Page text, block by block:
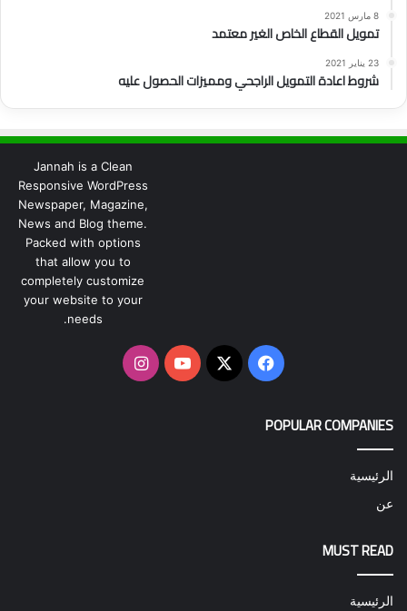
8 مارس 2021
تمويل القطاع الخاص الغير معتمد
23 يناير 2021
شروط اعادة التمويل الراجحي ومميزات الحصول عليه
Jannah is a Clean
Responsive WordPress
Newspaper, Magazine,
News and Blog theme.
Packed with options
that allow you to
completely customize
your website to your
needs.
فيسبوك
‫X
‫YouTubeانستقرام
POPULAR COMPANIES
الرئيسية
عن
MUST READ
الرئيسية